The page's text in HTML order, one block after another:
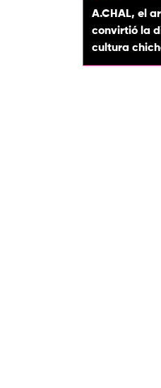
A.CHAL, el
convirtió la
cultura